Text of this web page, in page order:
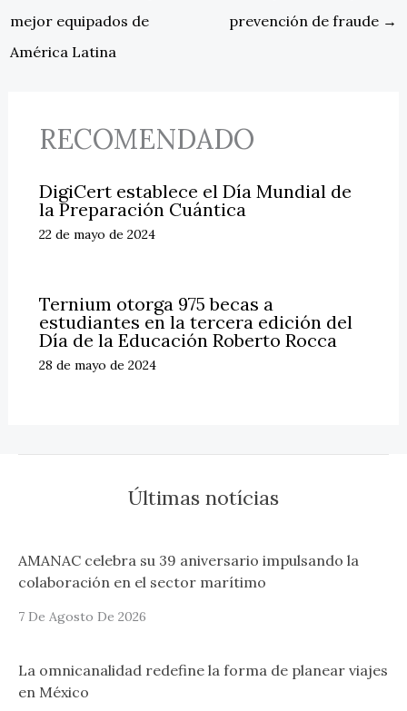
mejor equipados de
América Latina
prevención de fraude →
RECOMENDADO
DigiCert establece el Día Mundial de
la Preparación Cuántica
22 de mayo de 2024
Ternium otorga 975 becas a
estudiantes en la tercera edición del
Día de la Educación Roberto Rocca
28 de mayo de 2024
Últimas notícias
AMANAC celebra su 39 aniversario impulsando la
colaboración en el sector marítimo
7 De Agosto De 2026
La omnicanalidad redefine la forma de planear viajes
en México